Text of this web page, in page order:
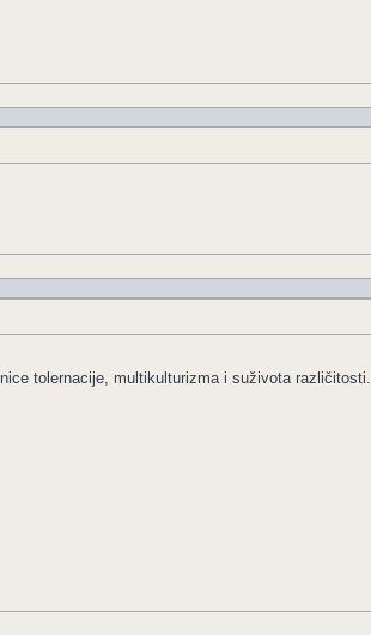
tolernacije, multikulturizma i suživota različitosti.